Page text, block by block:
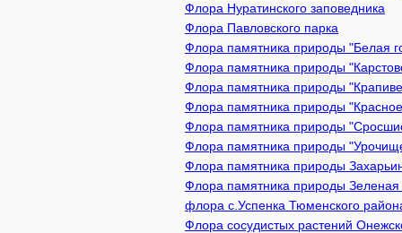
Флора Нуратинского заповедника
Флора Павловского парка
Флора памятника природы "Белая
Флора памятника природы
Флора памятника природы
Флора памятника природы
Флора памятника природы
Флора памятника природы
Флора памятника природы
Флора памятника природы Зеленая
флора с.Успенка Тюменского
Флора сосудистых растений